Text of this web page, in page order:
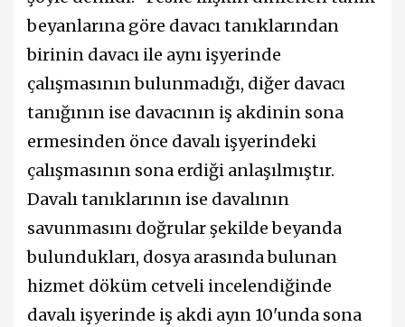
beyanlarına göre davacı tanıklarından
birinin davacı ile aynı işyerinde
çalışmasının bulunmadığı, diğer davacı
tanığının ise davacının iş akdinin sona
ermesinden önce davalı işyerindeki
çalışmasının sona erdiği anlaşılmıştır.
Davalı tanıklarının ise davalının
savunmasını doğrular şekilde beyanda
bulundukları, dosya arasında bulunan
hizmet döküm cetveli incelendiğinde
davalı işyerinde iş akdi ayın 10'unda sona